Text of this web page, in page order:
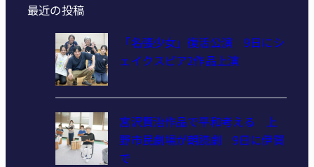
最近の投稿
「名張少女」復活公演 9日にシ
ェイクスピア2作品上演
宮沢賢治作品で平和考える 上
野市民劇場が朗読劇 9日に伊賀
で